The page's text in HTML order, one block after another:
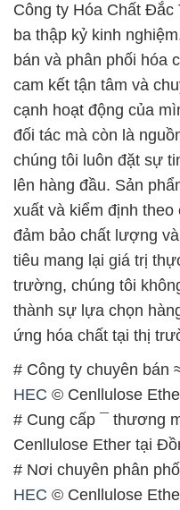
Công ty Hóa Chất
ba thập kỷ kinh
bán và phân phối hóa
cam kết tận tâm và
cạnh hoạt động của
đối tác mà còn là
chúng tôi luôn đặt sự
lên hàng đầu. Sản
xuất và kiểm định
đảm bảo chất lượng
tiêu mang lại giá trị
trường, chúng tôi
thành sự lựa chọn
ứng hóa chất tại thị
# Công ty chuyên bán
HEC © Cenllulose
# Cung cấp ¯ thương
Cenllulose Ether tại
# Nơi chuyên phân
HEC © Cenllulose